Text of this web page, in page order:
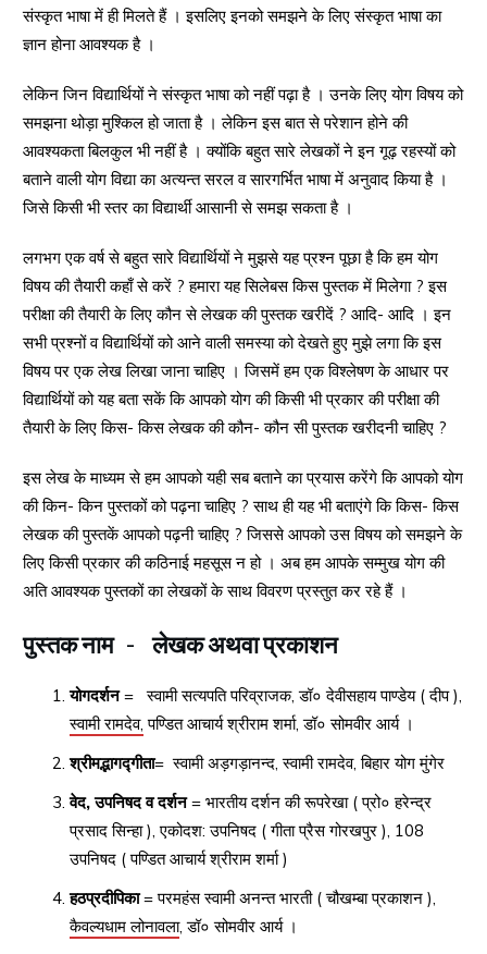
संस्कृत भाषा में ही मिलते हैं । इसलिए इनको समझने के लिए संस्कृत भाषा का
ज्ञान होना आवश्यक है ।
लेकिन जिन विद्यार्थियों ने संस्कृत भाषा को नहीं पढ़ा है । उनके लिए योग विषय को
समझना थोड़ा मुश्किल हो जाता है । लेकिन इस बात से परेशान होने की
आवश्यकता बिलकुल भी नहीं है । क्योंकि बहुत सारे लेखकों ने इन गूढ़ रहस्यों को
बताने वाली योग विद्या का अत्यन्त सरल व सारगर्भित भाषा में अनुवाद किया है ।
जिसे किसी भी स्तर का विद्यार्थी आसानी से समझ सकता है ।
लगभग एक वर्ष से बहुत सारे विद्यार्थियों ने मुझसे यह प्रश्न पूछा है कि हम योग
विषय की तैयारी कहाँ से करें ? हमारा यह सिलेबस किस पुस्तक में मिलेगा ? इस
परीक्षा की तैयारी के लिए कौन से लेखक की पुस्तक खरीदें ? आदि- आदि । इन
सभी प्रश्नों व विद्यार्थियों को आने वाली समस्या को देखते हुए मुझे लगा कि इस
विषय पर एक लेख लिखा जाना चाहिए । जिसमें हम एक विश्लेषण के आधार पर
विद्यार्थियों को यह बता सकें कि आपको योग की किसी भी प्रकार की परीक्षा की
तैयारी के लिए किस- किस लेखक की कौन- कौन सी पुस्तक खरीदनी चाहिए ?
इस लेख के माध्यम से हम आपको यही सब बताने का प्रयास करेंगे कि आपको योग
की किन- किन पुस्तकों को पढ़ना चाहिए ? साथ ही यह भी बताएंगे कि किस- किस
लेखक की पुस्तकें आपको पढ़नी चाहिए ? जिससे आपको उस विषय को समझने के
लिए किसी प्रकार की कठिनाई महसूस न हो । अब हम आपके सम्मुख योग की
अति आवश्यक पुस्तकों का लेखकों के साथ विवरण प्रस्तुत कर रहे हैं ।
पुस्तक नाम - लेखक अथवा प्रकाशन
योगदर्शन= स्वामी सत्यपति परिव्राजक, डॉ० देवीसहाय पाण्डेय ( दीप ),
स्वामी रामदेव, पण्डित आचार्य श्रीराम शर्मा, डॉ० सोमवीर आर्य ।
श्रीमद्भागद्गीता= स्वामी अड़गड़ानन्द, स्वामी रामदेव, बिहार योग मुंगेर
वेद, उपनिषद व दर्शन= भारतीय दर्शन की रूपरेखा ( प्रो० हरेन्द्र
प्रसाद सिन्हा ), एकोदश: उपनिषद ( गीता प्रैस गोरखपुर ), 108
उपनिषद ( पण्डित आचार्य श्रीराम शर्मा )
हठप्रदीपिका= परमहंस स्वामी अनन्त भारती ( चौखम्बा प्रकाशन ),
कैवल्यधाम लोनावला, डॉ० सोमवीर आर्य ।